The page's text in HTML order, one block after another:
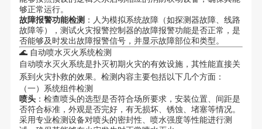
够正常运行。
故障报警功能检测 ：人为模拟系统故障（如探测器故障、线路
故障等），测试火灾报警控制器的故障报警功能是否正常，是
否能够及时发出故障报警信号，并显示故障部位和类型。
🌊 自动喷水灭火系统检测
自动喷水灭火系统是扑灭初期火灾的有效设施，其性能直接关
系到火灾扑救的效果。检测内容主要包括以下几个方面：
（一）系统组件检测
喷头：检查喷头的选型是否符合场所要求，安装位置、间距是
否符合标准，外观是否完好，有无损坏、锈蚀、堵塞等情况。
采用专业检测设备对喷头的密封性、喷水强度等性能进行测